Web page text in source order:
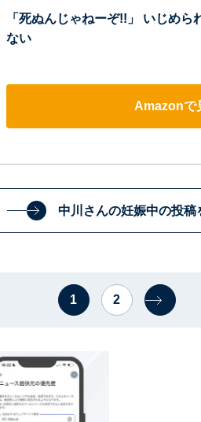
「死ぬんじゃねーぞ!!」 いじめら
ない
Amazonで
中川さんの妊娠中の投稿
1 2